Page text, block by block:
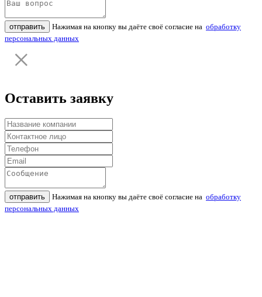
отправить Нажимая на кнопку вы даёте своё согласие на обработку
персональных данных
Оставить заявку
отправить Нажимая на кнопку вы даёте своё согласие на обработку
персональных данных